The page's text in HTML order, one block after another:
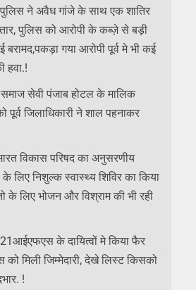
पुलिस ने अवैध गांजे के साथ एक शातिर
पुलिस को आरोपी के कब्ज़े से बड़ी
गया आरोपी पूर्व मे भी कई
हवा.!
सेवी पंजाब होटल के मालिक
पूर्व जिलाधिकारी ने शाल पहनाकर
विकास परिषद का अनुसरणीय
लिए निशुल्क स्वास्थ्य शिविर का किया
के लिए भोजन और विश्राम की भी रही
के दायित्वों मे किया फैर
मिली जिम्मेदारी, देखे लिस्ट किसको
!